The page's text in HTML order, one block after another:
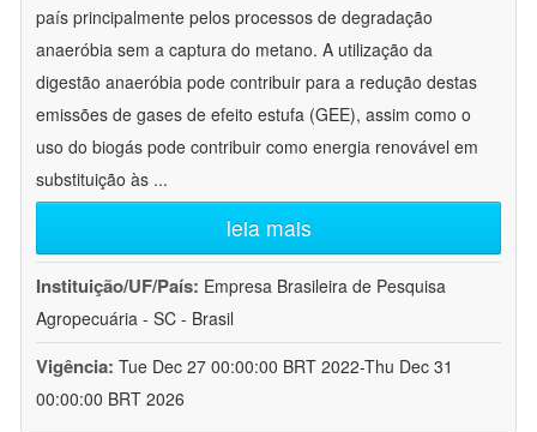
país principalmente pelos processos de degradação
anaeróbia sem a captura do metano. A utilização da
digestão anaeróbia pode contribuir para a redução destas
emissões de gases de efeito estufa (GEE), assim como o
uso do biogás pode contribuir como energia renovável em
substituição às ...
leia mais
Instituição/UF/País: Empresa Brasileira de Pesquisa
Agropecuária - SC - Brasil
Vigência: Tue Dec 27 00:00:00 BRT 2022-Thu Dec 31
00:00:00 BRT 2026